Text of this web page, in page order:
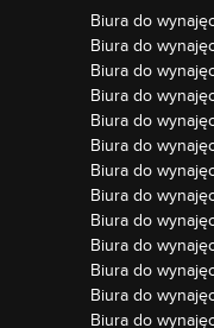
Biura do
Biura do
Biura do
Biura do
Biura do
Biura do
Biura do
Biura do
Biura do
Biura do
Biura do
Biura do
Biura do